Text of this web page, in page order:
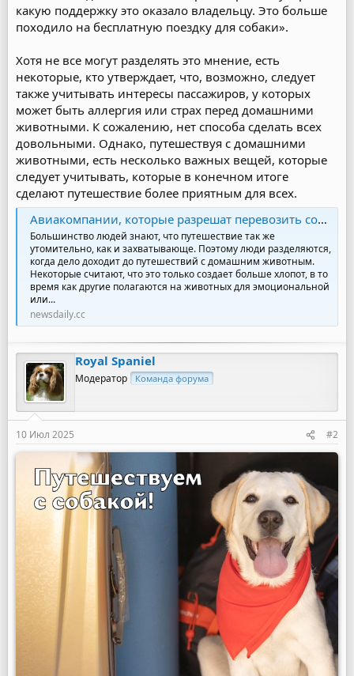
какую поддержку это оказало владельцу. Это больше
походило на бесплатную поездку для собаки».
Хотя не все могут разделять это мнение, есть
некоторые, кто утверждает, что, возможно, следует
также учитывать интересы пассажиров, у которых
может быть аллергия или страх перед домашними
животными. К сожалению, нет способа сделать всех
довольными. Однако, путешествуя с домашними
животными, есть несколько важных вещей, которые
следует учитывать, которые в конечном итоге
сделают путешествие более приятным для всех.
Авиакомпании, которые разрешат перевозить собак и кошек в салоне самолета - NewsDaily
Большинство людей знают, что путешествие так же
утомительно, как и захватывающе. Поэтому люди разделяются,
когда дело доходит до путешествий с домашним животным.
Некоторые считают, что это только создает больше хлопот, в то
время как другие полагаются на животных для эмоциональной
или...
newsdaily.cc
Royal Spaniel
Модератор Команда форума
10 Июл 2025 #2